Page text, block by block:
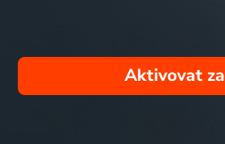
Aktivovat za